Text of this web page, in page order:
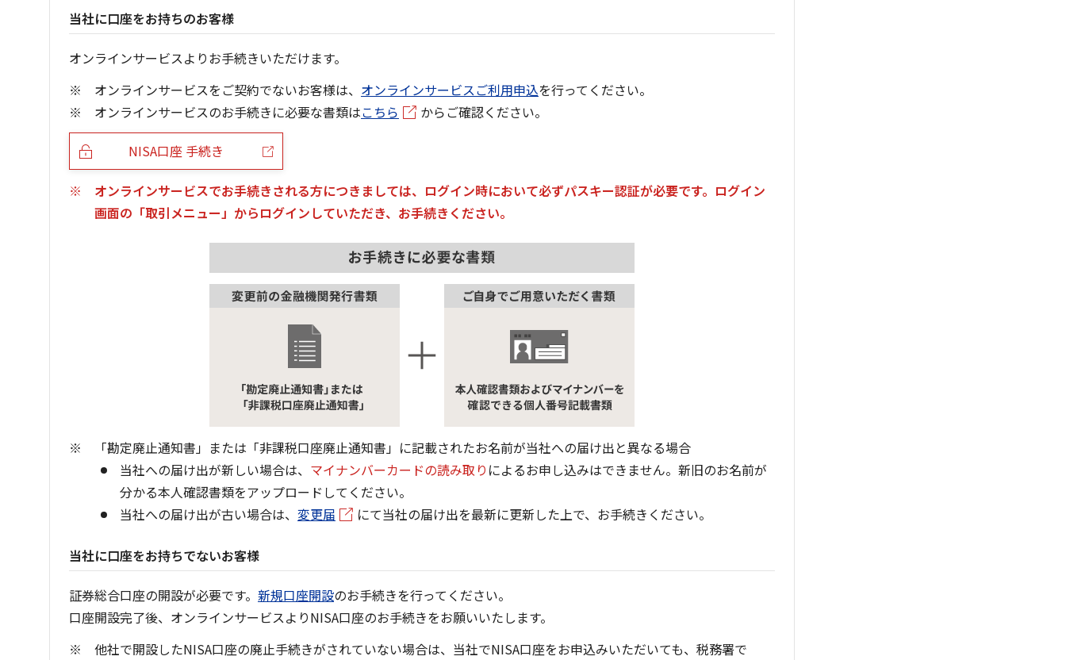
当社に口座をお持ちのお客様
オンラインサービスよりお手続きいただけます。
オンラインサービスをご契約でないお客様は、 オンラインサービスご利用申込を行ってください。
オンラインサービスのお手続きに必要な書類はこちら からご確認ください。
NISA口座 手続き
オンラインサービスでお手続きされる方につきましては、ログイン時において必ずパスキー認証が必要です。ログイン
画面の「取引メニュー」からログインしていただき、お手続きください。
「勘定廃止通知書」または「非課税口座廃止通知書」に記載されたお名前が当社への届け出と異なる場合
当社への届け出が新しい場合は、 マイナンバーカードの読み取り によるお申し込みはできません。新旧のお名前が
分かる本人確認書類をアップロードしてください。
当社への届け出が古い場合は、 変更届 にて当社の届け出を最新に更新した上で、お手続きください。
当社に口座をお持ちでないお客様
証券総合口座の開設が必要です。 新規口座開設のお手続きを行ってください。
口座開設完了後、オンラインサービスよりNISA口座のお手続きをお願いいたします。
他社で開設したNISA口座の廃止手続きがされていない場合は、当社でNISA口座をお申込みいただいても、税務署で